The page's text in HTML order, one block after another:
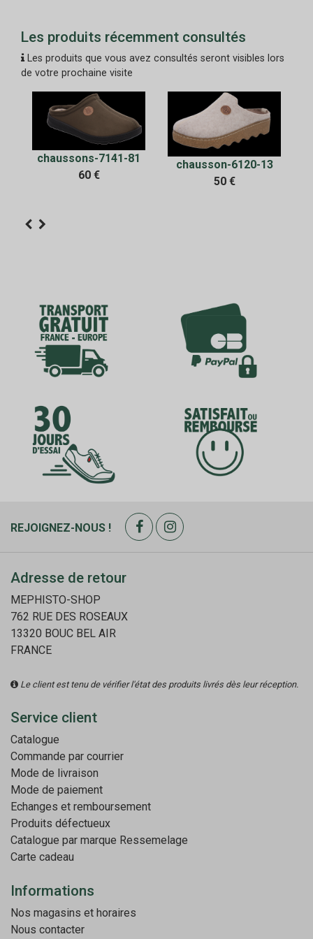
Les produits récemment consultés
Les produits que vous avez consultés seront visibles lors
de votre prochaine visite
chaussons-7141-81
60 €
chausson-6120-13
50 €
REJOIGNEZ-NOUS !
Adresse de retour
MEPHISTO-SHOP
762 RUE DES ROSEAUX
13320 BOUC BEL AIR
FRANCE
Le client est tenu de vérifier l'état des produits livrés dès leur réception.
Service client
Catalogue
Commande par courrier
Mode de livraison
Mode de paiement
Echanges et remboursement
Produits défectueux
Catalogue par marque Ressemelage
Carte cadeau
Informations
Nos magasins et horaires
Nous contacter